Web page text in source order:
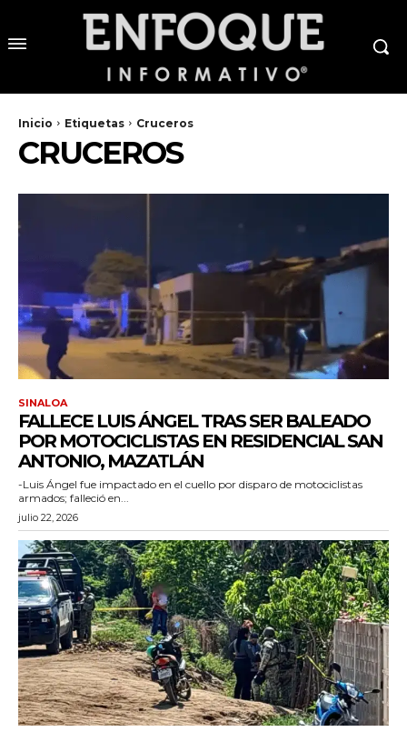
Inicio Etiquetas Cruceros
CRUCEROS
SINALOA
FALLECE LUIS ÁNGEL TRAS SER BALEADO
POR MOTOCICLISTAS EN RESIDENCIAL SAN
ANTONIO, MAZATLÁN
-Luis Ángel fue impactado en el cuello por disparo de motociclistas
armados; falleció en...
julio 22, 2026